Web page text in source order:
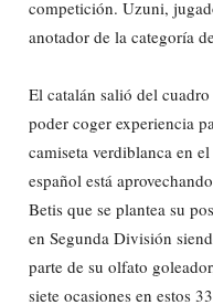
competición. Uzuni,
anotador de la categoría
El catalán salió del
poder coger experiencia
camiseta verdiblanca en
español está
Betis que se plantea su
en Segunda División
parte de su olfato
siete ocasiones en estos